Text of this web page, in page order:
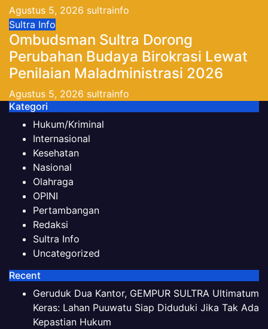
Agustus 5, 2026 sultrainfo
Sultra Info
Ombudsman Sultra Dorong
Perubahan Budaya Birokrasi Lewat
Penilaian Maladministrasi 2026
Agustus 5, 2026 sultrainfo
Kategori
Hukum/Kriminal
Internasional
Kesehatan
Nasional
Olahraga
OPINI
Pertambangan
Redaksi
Sultra Info
Uncategorized
Recent
Geruduk Dua Kantor, GEMPUR SULTRA Ultimatum
Keras: Lahan Puuwatu Siap Diduduki Jika Tak Ada
Kepastian Hukum